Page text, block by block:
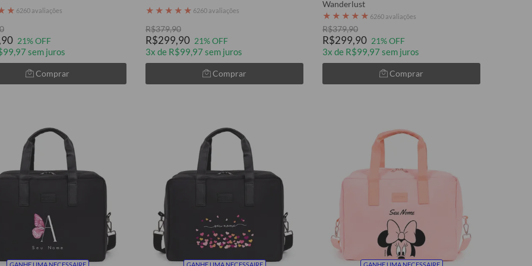
★ 6260 avaliações
21% OFF
sem juros
Comprar
★ ★ ★ ★ ★ 6260 avaliações
R$379,90
R$299,90 21% OFF
3x de R$99,97 sem juros
Comprar
Wanderlust
★ ★ ★ ★ ★ 6260 avaliações
R$379,90
R$299,90 21% OFF
3x de R$99,97 sem juros
Comprar